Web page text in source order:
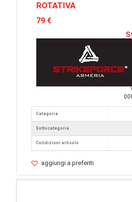
ROTATIVA
79 €
Categoria
Sottocategoria
Condizioni articolo
aggiungi a preferiti